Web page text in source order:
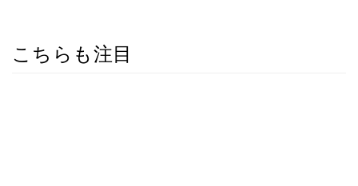
こちらも注目